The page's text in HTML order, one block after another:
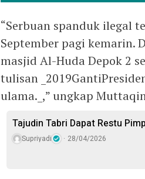
“Serbuan spanduk ilegal
September pagi kemarin.
masjid Al-Huda Depok 2
tulisan
ulama._,” ungkap
Tajudin Tabri Dapat Restu
Supriyadi 28/04/2026